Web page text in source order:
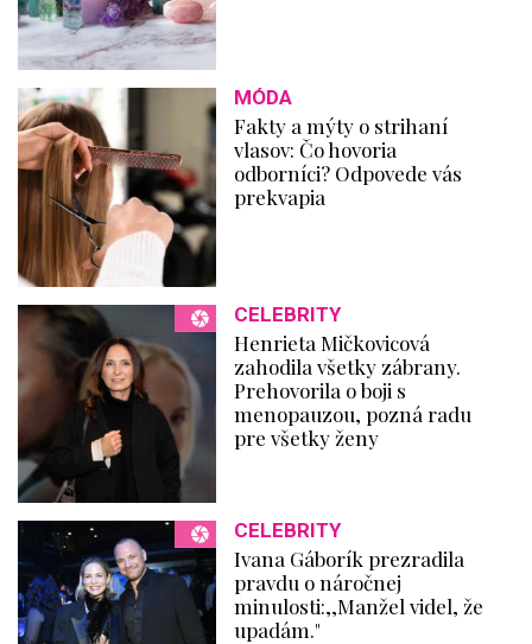
MÓDA
Fakty a mýty o strihaní
vlasov: Čo hovoria
odborníci? Odpovede vás
prekvapia
CELEBRITY
Henrieta Mičkovicová
zahodila všetky zábrany.
Prehovorila o boji s
menopauzou, pozná radu
pre všetky ženy
CELEBRITY
Ivana Gáborík prezradila
pravdu o náročnej
minulosti:,,Manžel videl, že
upadám."